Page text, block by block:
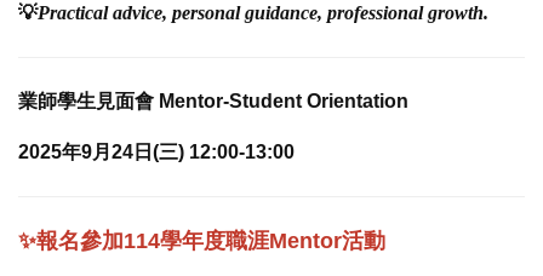
💡Practical advice, personal guidance, professional growth.
業師學生見面會 Mentor-Student Orientation
2025年9月24日(三) 12:00-13:00
✨報名參加114學年度職涯Mentor活動